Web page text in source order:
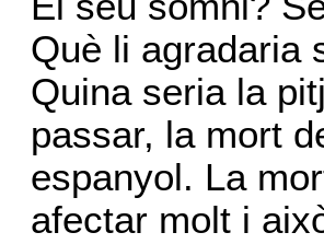
Què li agradaria
Quina seria la
passar, la mort
espanyol. La
afectar molt i